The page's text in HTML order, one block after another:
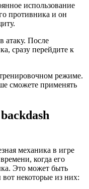
использование
противника и он
атаку. После
сразу перейдите к
режиме.
сможете применять
механика в игре
когда его
Это может быть
некоторые из них: